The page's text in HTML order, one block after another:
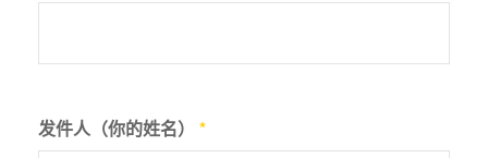
发件人（你的姓名） *